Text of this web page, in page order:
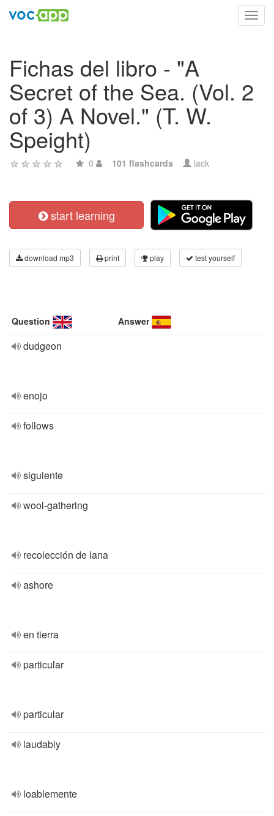
Fichas del libro - "A
Secret of the Sea. (Vol. 2
of 3) A Novel." (T. W.
Speight)
0 101 flashcards lack
start learning
download mp3 print play test yourself
Question Answer
dudgeon
enojo
follows
siguiente
wool-gathering
recolección de lana
ashore
en tierra
particular
particular
laudably
loablemente